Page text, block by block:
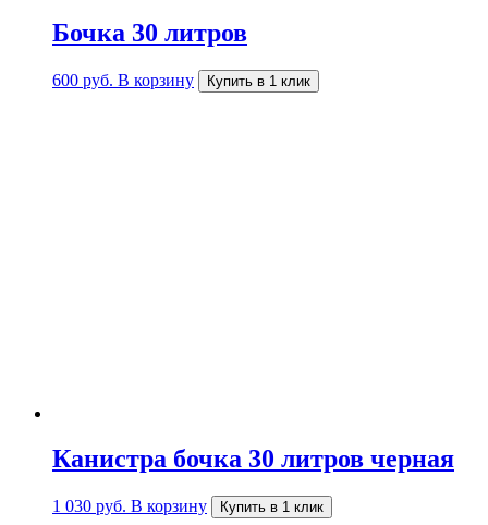
Бочка 30 литров
600 руб. В корзину Купить в 1 клик
Канистра бочка 30 литров черная
1 030 руб. В корзину Купить в 1 клик